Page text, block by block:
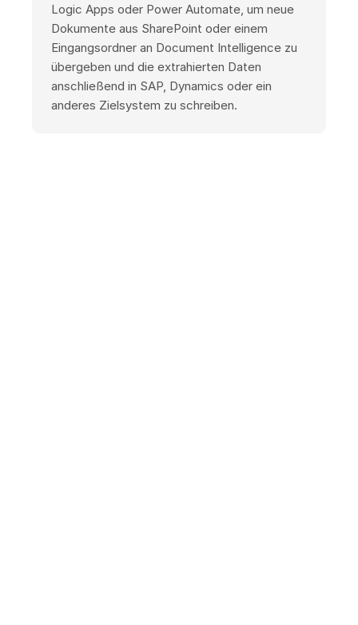
Logic Apps oder Power Automate, um neue
Dokumente aus SharePoint oder einem
Eingangsordner an Document Intelligence zu
übergeben und die extrahierten Daten
anschließend in SAP, Dynamics oder ein
anderes Zielsystem zu schreiben.